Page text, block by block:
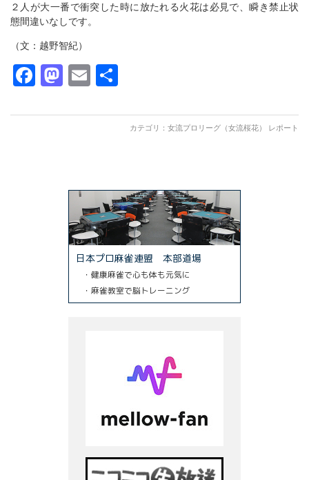
２人が大一番で衝突した時に放たれる火花は必見で、瞬き禁止状
態間違いなしです。
（文：越野智紀）
Facebook
Mastodon
Email
カテゴリ： 女流プロリーグ（女流桜花） レポート
日本プロ麻雀連盟 本部道場
・健康麻雀で心も体も元気に
・麻雀教室で脳トレーニング